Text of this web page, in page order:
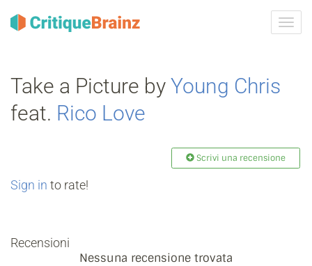
Take a Picture by Young Chris
feat. Rico Love
Scrivi una recensione
Sign in to rate!
Recensioni
Nessuna recensione trovata